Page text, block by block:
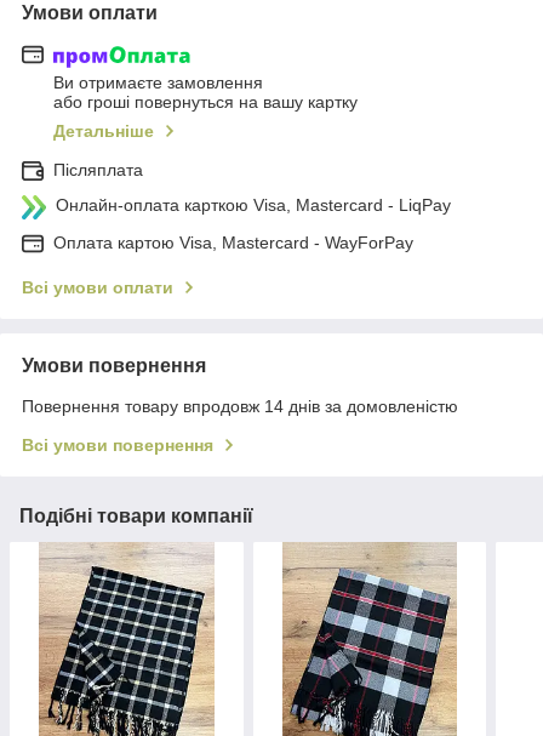
Умови оплати
Ви отримаєте замовлення
або гроші повернуться на вашу картку
Детальніше
Післяплата
Онлайн-оплата карткою Visa, Mastercard - LiqPay
Оплата картою Visa, Mastercard - WayForPay
Всі умови оплати
Умови повернення
Повернення товару впродовж 14 днів за домовленістю
Всі умови повернення
Подібні товари компанії